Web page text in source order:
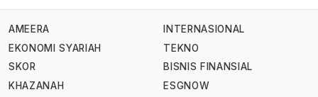
AMEERA
EKONOMI SYARIAH
SKOR
KHAZANAH
INTERNASIONAL
TEKNO
BISNIS FINANSIAL
ESGNOW